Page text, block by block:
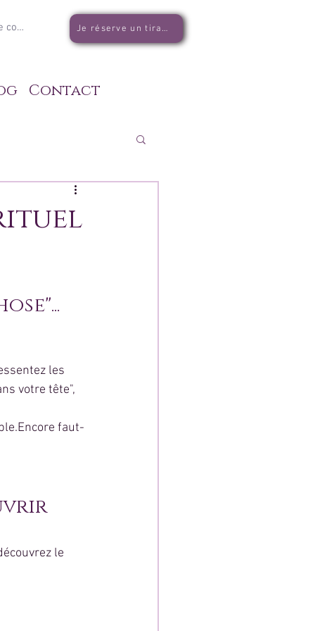
connecter Je réserve un tirage
Contact
les
votre tête",
faut-
le